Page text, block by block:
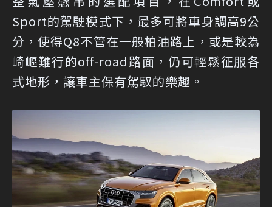
Sport的駕駛模式下，最多可將車身調高9公
分，使得Q8不管在一般柏油路上，或是較為
崎嶇難行的off-road路面，仍可輕鬆征服各
式地形，讓車主保有駕馭的樂趣。